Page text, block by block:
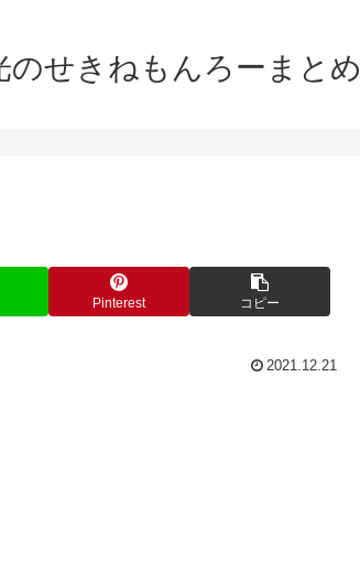
のせきねもんろーまとめ
Pinterest コピー
2021.12.21